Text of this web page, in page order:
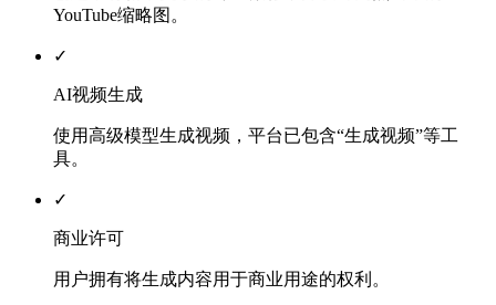
YouTube缩略图。
✓
AI视频生成
使用高级模型生成视频，平台已包含“生成视频”等工
具。
✓
商业许可
用户拥有将生成内容用于商业用途的权利。